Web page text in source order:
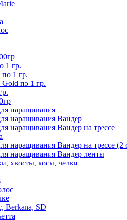
1 гр.
1 гр.
по 1 гр.
наращивания
наращивания Вандер
наращивания Вандер на трессе
наращивания Вандер на трессе (2
наращивания Вандер ленты
хвосты, косы, челки
Berkana, SD